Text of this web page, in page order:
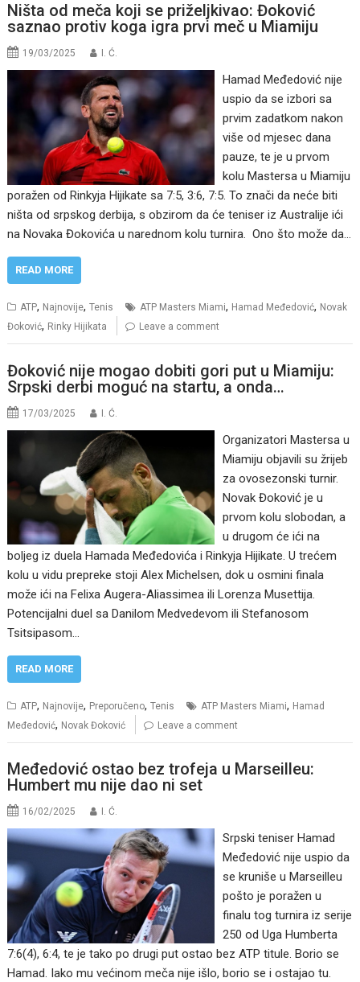
Ništa od meča koji se priželjkivao: Đoković
saznao protiv koga igra prvi meč u Miamiju
19/03/2025 I. Ć.
Hamad Međedović nije
uspio da se izbori sa
prvim zadatkom nakon
više od mjesec dana
pauze, te je u prvom
kolu Mastersa u Miamiju
poražen od Rinkyja Hijikate sa 7:5, 3:6, 7:5. To znači da neće biti
ništa od srpskog derbija, s obzirom da će teniser iz Australije ići
na Novaka Đokovića u narednom kolu turnira. Ono što može da…
READ MORE
ATP, Najnovije,Tenis ATP Masters Miami, Hamad Međedović, Novak
Đoković, Rinky Hijikata Leave a comment
Đoković nije mogao dobiti gori put u Miamiju:
Srpski derbi moguć na startu, a onda…
17/03/2025 I. Ć.
Organizatori Mastersa u
Miamiju objavili su žrijeb
za ovosezonski turnir.
Novak Đoković je u
prvom kolu slobodan, a
u drugom će ići na
boljeg iz duela Hamada Međedovića i Rinkyja Hijikate. U trećem
kolu u vidu prepreke stoji Alex Michelsen, dok u osmini finala
može ići na Felixa Augera-Aliassimea ili Lorenza Musettija.
Potencijalni duel sa Danilom Medvedevom ili Stefanosom
Tsitsipasom…
READ MORE
ATP, Najnovije, Preporučeno,Tenis ATP Masters Miami, Hamad
Međedović, Novak Đoković Leave a comment
Međedović ostao bez trofeja u Marseilleu:
Humbert mu nije dao ni set
16/02/2025 I. Ć.
Srpski teniser Hamad
Međedović nije uspio da
se kruniše u Marseilleu
pošto je poražen u
finalu tog turnira iz serije
250 od Uga Humberta
7:6(4), 6:4, te je tako po drugi put ostao bez ATP titule. Borio se
Hamad. Iako mu većinom meča nije išlo, borio se i ostajao tu.